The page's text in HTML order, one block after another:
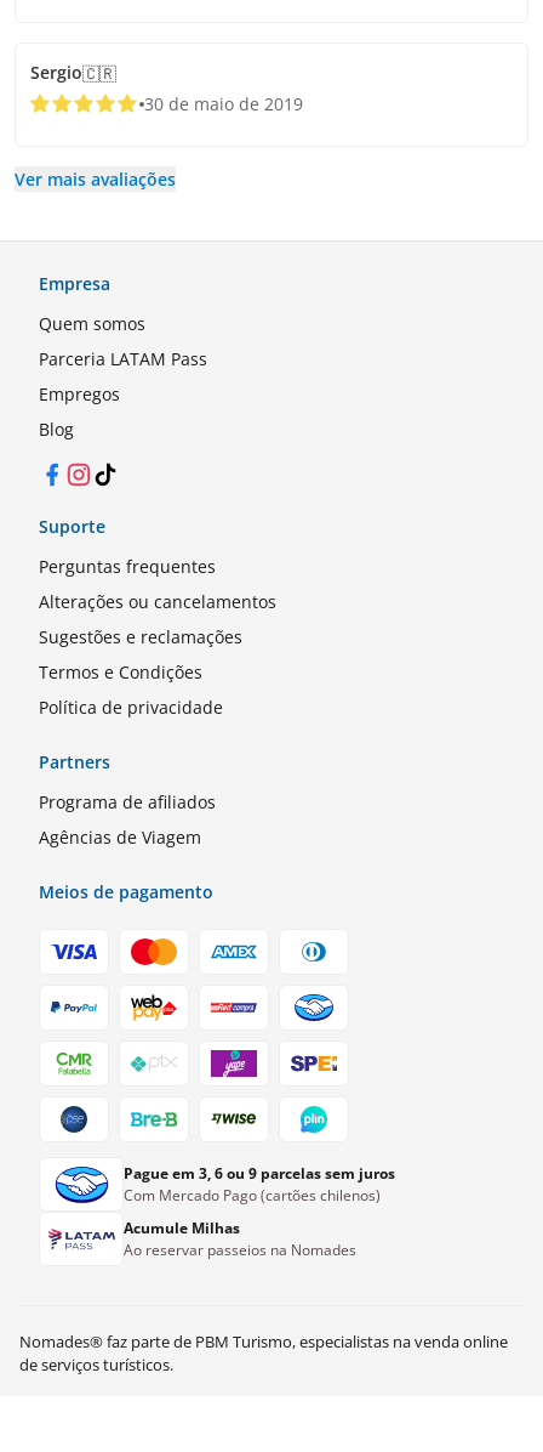
Sergio🇨🇷
30 de maio de 2019
Ver mais avaliações
US$12.00 Ver disponibilidade
Empresa
Quem somos
Parceria LATAM Pass
Empregos
Blog
Facebook
Instagram
TikTok
Suporte
Perguntas frequentes
Alterações ou cancelamentos
Sugestões e reclamações
Termos e Condições
Política de privacidade
Partners
Programa de afiliados
Agências de Viagem
Meios de pagamento
Pague em 3, 6 ou 9 parcelas sem juros
Com Mercado Pago (cartões chilenos)
Acumule Milhas
Ao reservar passeios na Nomades
Nomades® faz parte de PBM Turismo, especialistas na venda online
de serviços turísticos.